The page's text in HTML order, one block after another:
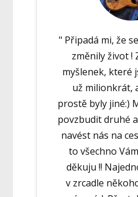
" Připadá mi, že
změnily život !
myšlenek, které
už milionkrát,
prostě byly jiné:)
povzbudit druhé
navést nás na
to všechno
děkuju !!
v zrcadle